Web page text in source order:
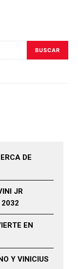
BUSCAR
DE
JR
2032
EN
Y VINICIUS